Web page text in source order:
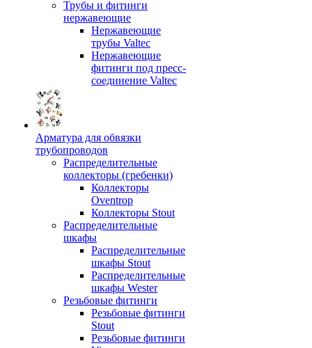
Трубы и фитинги
нержавеющие
Нержавеющие
трубы Valtec
Нержавеющие
фитинги под пресс-
соединение Valtec
Арматура для обвязки
трубопроводов
Распределительные
коллекторы (гребенки)
Коллекторы
Oventrop
Коллекторы Stout
Распределительные
шкафы
Распределительные
шкафы Stout
Распределительные
шкафы Wester
Резьбовые фитинги
Резьбовые фитинги
Stout
Резьбовые фитинги